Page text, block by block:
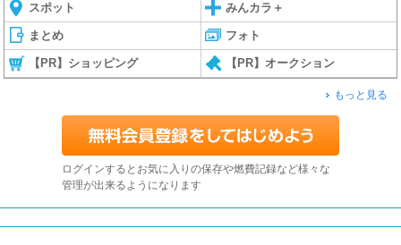
スポット みんカラ＋
まとめ フォト
【PR】ショッピング 【PR】オークション
もっと見る
ログインするとお気に入りの保存や燃費記録など様々な
管理が出来るようになります